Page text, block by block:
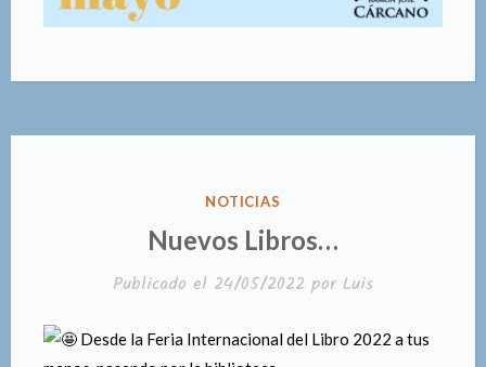
PUBLICADO
NOTICIAS
Nuevos Libros…
Publicado el 24/05/2022 por Luis
Desde la Feria Internacional del Libro 2022 a tus